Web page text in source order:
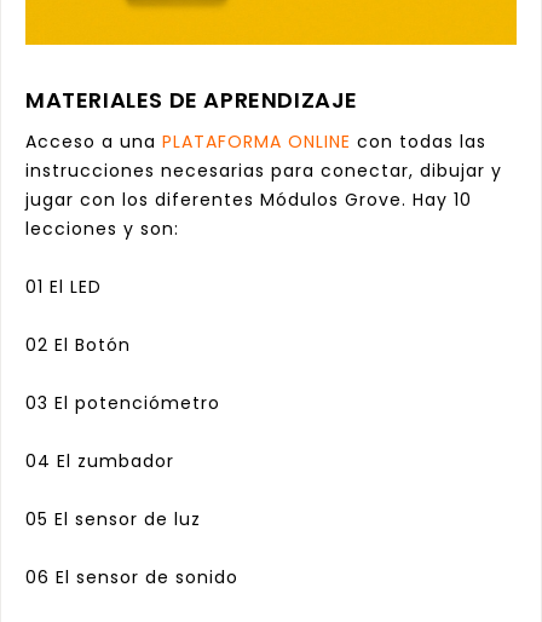
MATERIALES DE APRENDIZAJE
Acceso a una PLATAFORMA ONLINE con todas las
instrucciones necesarias para conectar, dibujar y
jugar con los diferentes Módulos Grove. Hay 10
lecciones y son:
01 El LED
02 El Botón
03 El potenciómetro
04 El zumbador
05 El sensor de luz
06 El sensor de sonido